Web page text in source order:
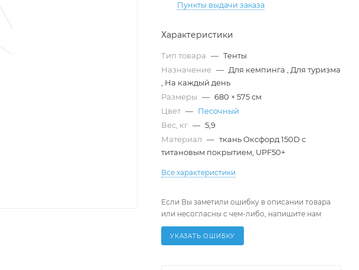
Пункты выдачи заказа
Характеристики
Тип товара — Тенты
Назначение — Для кемпинга
Для туризма
На каждый день
Размеры — 680 × 575 см
Цвет — Песочный
Вес, кг — 5,9
Материал — ткань Оксфорд 150D с
титановым покрытием, UPF50+
Все характеристики
Если Вы заметили ошибку в описании товара
или несогласны с чем-либо, напишите нам
УКАЗАТЬ ОШИБКУ